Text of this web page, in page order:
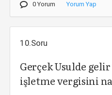
0 Yorum Yorum Yap
10.Soru
Gerçek Usulde
işletme vergisini